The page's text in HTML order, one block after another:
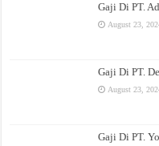
Gaji Di PT.
August 23,
Gaji Di PT.
August 23,
Gaji Di PT.